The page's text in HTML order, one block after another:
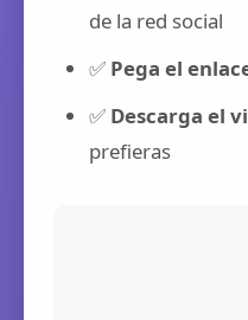
de la red social
✅ Pega el
✅ Descarga el
prefieras